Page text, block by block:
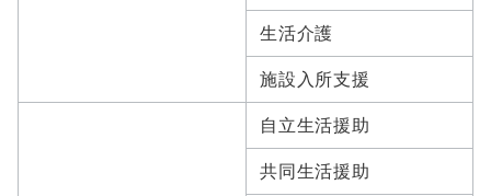
生活介護
施設入所支援
自立生活援助
共同生活援助